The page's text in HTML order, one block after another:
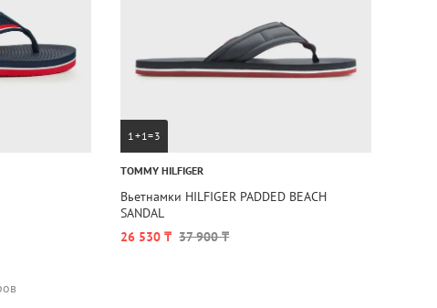
1+1=3
TOMMY HILFIGER
Вьетнамки HILFIGER PADDED BEACH
SANDAL
26 530 ₸ 37 900 ₸